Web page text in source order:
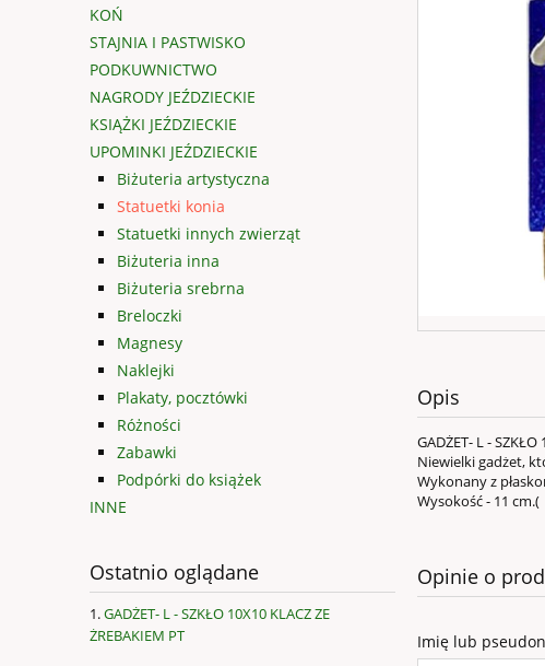
KOŃ
STAJNIA I PASTWISKO
PODKUWNICTWO
NAGRODY JEŹDZIECKIE
KSIĄŻKI JEŹDZIECKIE
UPOMINKI JEŹDZIECKIE
Biżuteria artystyczna
Statuetki konia
Statuetki innych zwierząt
Biżuteria inna
Biżuteria srebrna
Breloczki
Magnesy
Naklejki
Plakaty, pocztówki
Różności
Zabawki
Podpórki do książek
INNE
Ostatnio oglądane
GADŻET- L - SZKŁO 10X10 KLACZ ZE
ŻREBAKIEM PT
Opis
GADŻET- L - SZKŁO
Niewielki gadżet,
Wykonany z
Wysokość - 11
Opinie o
Imię lub